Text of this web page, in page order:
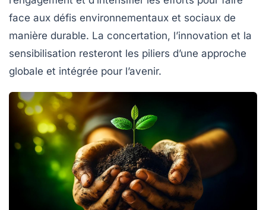
face aux défis environnementaux et sociaux de
manière durable. La concertation, l’innovation et la
sensibilisation resteront les piliers d’une approche
globale et intégrée pour l’avenir.